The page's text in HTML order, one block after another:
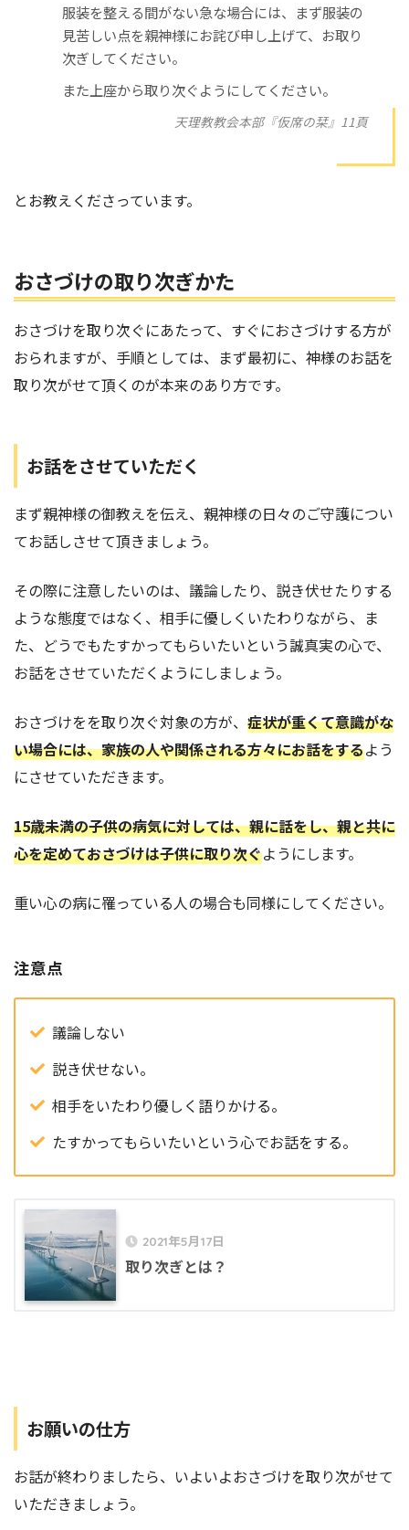
服装を整える間がない急な場合には、まず服装の
見苦しい点を親神様にお詫び申し上げて、お取り
次ぎしてください。
また上座から取り次ぐようにしてください。
天理教教会本部『仮席の栞』11頁
とお教えくださっています。
おさづけの取り次ぎかた
おさづけを取り次ぐにあたって、すぐにおさづけする方が
おられますが、手順としては、まず最初に、神様のお話を
取り次がせて頂くのが本来のあり方です。
お話をさせていただく
まず親神様の御教えを伝え、親神様の日々のご守護につい
てお話しさせて頂きましょう。
その際に注意したいのは、議論したり、説き伏せたりする
ような態度ではなく、相手に優しくいたわりながら、ま
た、どうでもたすかってもらいたいという誠真実の心で、
お話をさせていただくようにしましょう。
おさづけをを取り次ぐ対象の方が、 症状が重くて意識がな
い場合には、家族の人や関係される方々にお話をするよう
にさせていただきます。
15歳未満の子供の病気に対しては、親に話をし、親と共に
心を定めておさづけは子供に取り次ぐようにします。
重い心の病に罹っている人の場合も同様にしてください。
注意点
議論しない
説き伏せない。
相手をいたわり優しく語りかける。
たすかってもらいたいという心でお話をする。
2021年5月17日
取り次ぎとは？
お願いの仕方
お話が終わりましたら、いよいよおさづけを取り次がせて
いただきましょう。